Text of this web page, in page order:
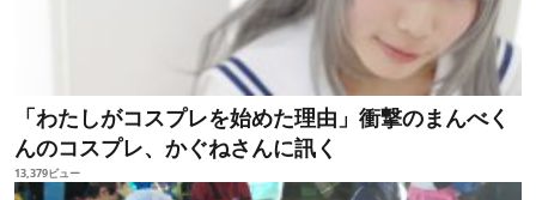
「わたしがコスプレを始めた理由」衝撃のまんべく
んのコスプレ、かぐねさんに訊く
13,379ビュー